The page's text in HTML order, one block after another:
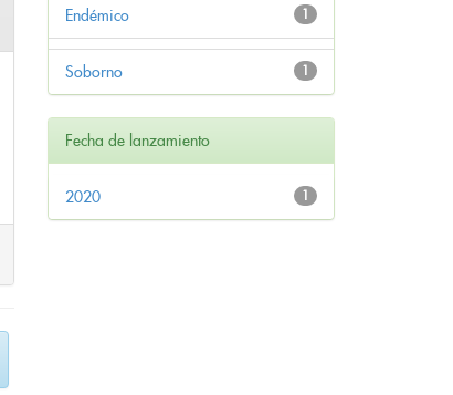
1
Endémico
1
Soborno
Fecha de lanzamiento
1
2020